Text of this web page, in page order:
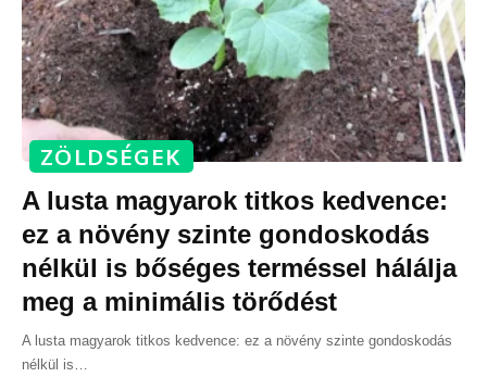
ZÖLDSÉGEK
A lusta magyarok titkos kedvence:
ez a növény szinte gondoskodás
nélkül is bőséges terméssel hálálja
meg a minimális törődést
A lusta magyarok titkos kedvence: ez a növény szinte gondoskodás
nélkül is